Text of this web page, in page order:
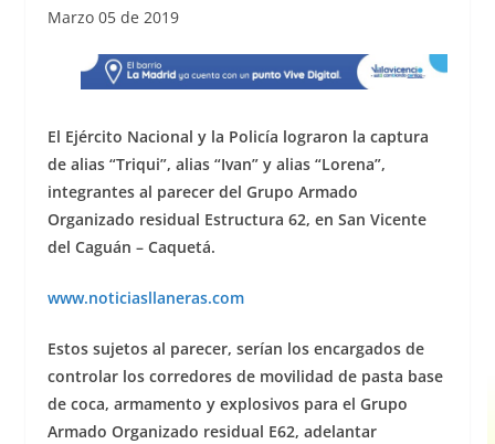
c
e
b
o
o
k
at
s
A
p
p
ss
e
n
g
er
e
Marzo 05 de 2019
El Ejército Nacional y la Policía lograron la captura
de alias “Triqui”, alias “Ivan” y alias “Lorena”,
integrantes al parecer del Grupo Armado
Organizado residual Estructura 62, en San Vicente
del Caguán – Caquetá.
www.noticiasllaneras.com
Estos sujetos al parecer, serían los encargados de
controlar los corredores de movilidad de pasta base
de coca, armamento y explosivos para el Grupo
Armado Organizado residual E62, adelantar